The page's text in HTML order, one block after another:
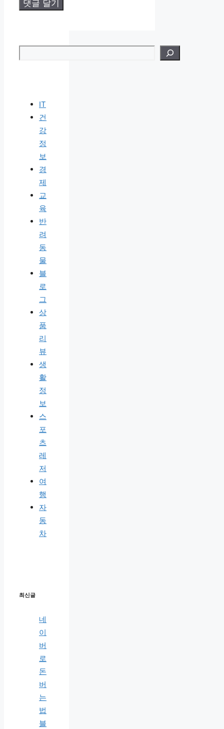
IT
건
강
정
보
경
제
교
육
반
려
동
물
블
로
그
상
품
리
뷰
생
활
정
보
스
포
츠
레
저
여
행
자
동
차
최신글
네
이
버
로
돈
버
는
법
블